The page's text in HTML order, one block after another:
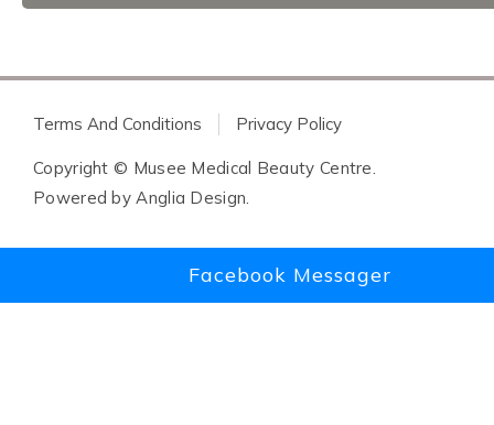
Terms And Conditions Privacy Policy
Copyright © Musee Medical Beauty Centre.
Powered by Anglia Design
Facebook Messager